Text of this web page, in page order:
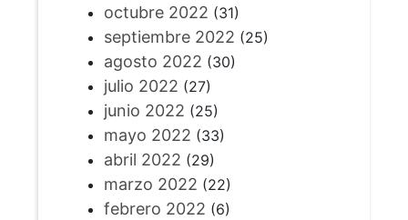
octubre 2022 (31)
septiembre 2022 (25)
agosto 2022 (30)
julio 2022 (27)
junio 2022 (25)
mayo 2022 (33)
abril 2022 (29)
marzo 2022 (22)
febrero 2022 (6)